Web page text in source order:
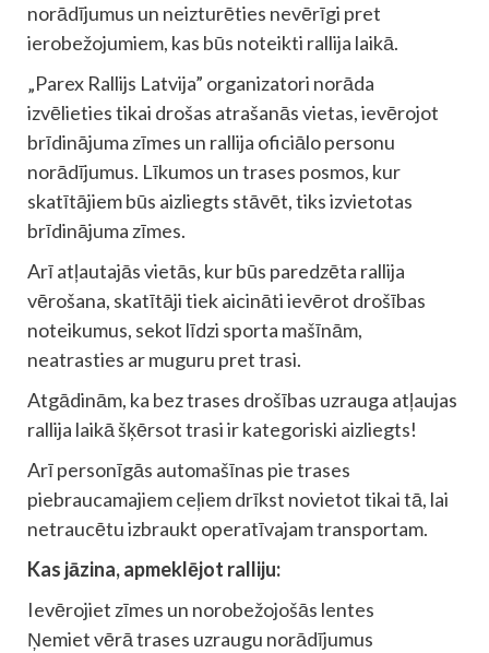
norādījumus un neizturēties nevērīgi pret
ierobežojumiem, kas būs noteikti rallija laikā.
„Parex Rallijs Latvija” organizatori norāda
izvēlieties tikai drošas atrašanās vietas, ievērojot
brīdinājuma zīmes un rallija oficiālo personu
norādījumus. Līkumos un trases posmos, kur
skatītājiem būs aizliegts stāvēt, tiks izvietotas
brīdinājuma zīmes.
Arī atļautajās vietās, kur būs paredzēta rallija
vērošana, skatītāji tiek aicināti ievērot drošības
noteikumus, sekot līdzi sporta mašīnām,
neatrasties ar muguru pret trasi.
Atgādinām, ka bez trases drošības uzrauga atļaujas
rallija laikā šķērsot trasi ir kategoriski aizliegts!
Arī personīgās automašīnas pie trases
piebraucamajiem ceļiem drīkst novietot tikai tā, lai
netraucētu izbraukt operatīvajam transportam.
Kas jāzina, apmeklējot ralliju:
Ievērojiet zīmes un norobežojošās lentes
Ņemiet vērā trases uzraugu norādījumus